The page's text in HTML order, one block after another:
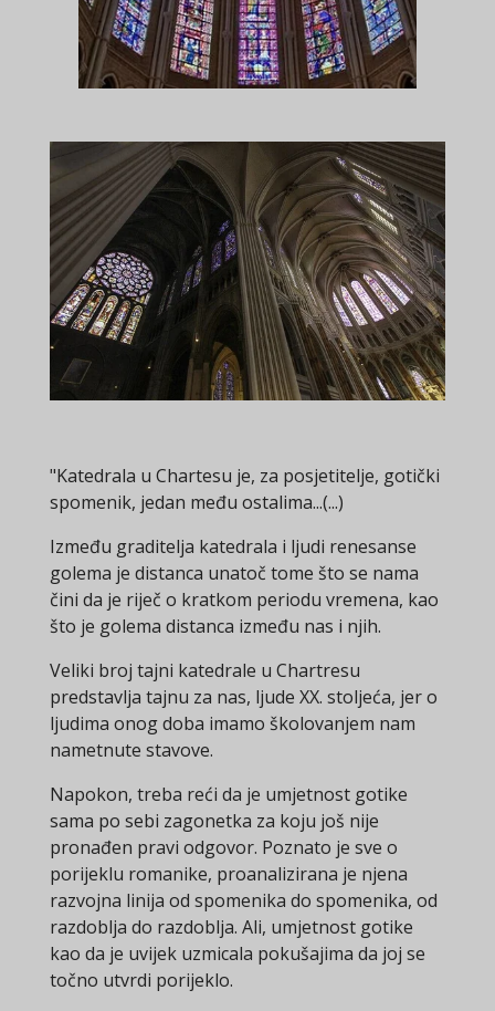
"Katedrala u Chartesu je, za posjetitelje, gotički
spomenik, jedan među ostalima...(...)
Između graditelja katedrala i ljudi renesanse
golema je distanca unatoč tome što se nama
čini da je riječ o kratkom periodu vremena, kao
što je golema distanca između nas i njih.
Veliki broj tajni katedrale u Chartresu
predstavlja tajnu za nas, ljude XX. stoljeća, jer o
ljudima onog doba imamo školovanjem nam
nametnute stavove.
Napokon, treba reći da je umjetnost gotike
sama po sebi zagonetka za koju još nije
pronađen pravi odgovor. Poznato je sve o
porijeklu romanike, proanalizirana je njena
razvojna linija od spomenika do spomenika, od
razdoblja do razdoblja. Ali, umjetnost gotike
kao da je uvijek uzmicala pokušajima da joj se
točno utvrdi porijeklo.